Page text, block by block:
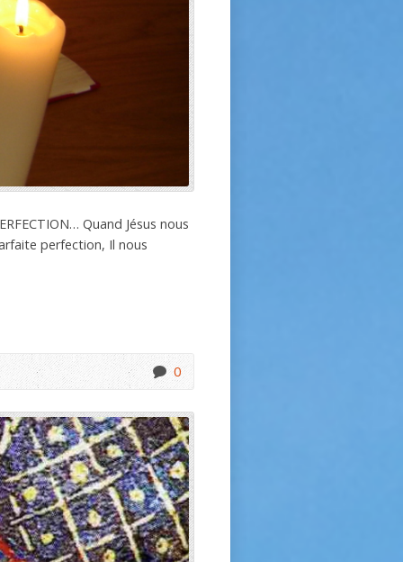
Quand Jésus nous
perfection, Il nous
0